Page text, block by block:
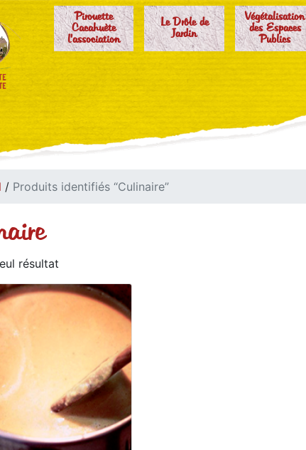
Pirouette
Cacahuète
l'association
Le Drôle de
Jardin
Végétalisation
des Espaces
Publics
/ Produits identifiés “Culinaire”
résultat